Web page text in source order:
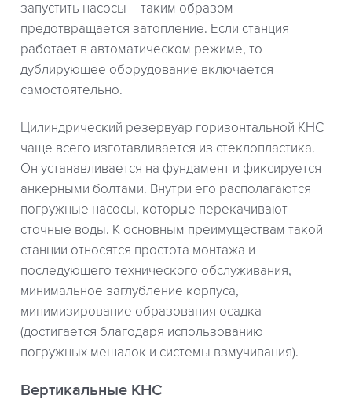
запустить насосы – таким образом
предотвращается затопление. Если станция
работает в автоматическом режиме, то
дублирующее оборудование включается
самостоятельно.
Цилиндрический резервуар горизонтальной КНС
чаще всего изготавливается из стеклопластика.
Он устанавливается на фундамент и фиксируется
анкерными болтами. Внутри его располагаются
погружные насосы, которые перекачивают
сточные воды. К основным преимуществам такой
станции относятся простота монтажа и
последующего технического обслуживания,
минимальное заглубление корпуса,
минимизирование образования осадка
(достигается благодаря использованию
погружных мешалок и системы взмучивания).
Вертикальные КНС